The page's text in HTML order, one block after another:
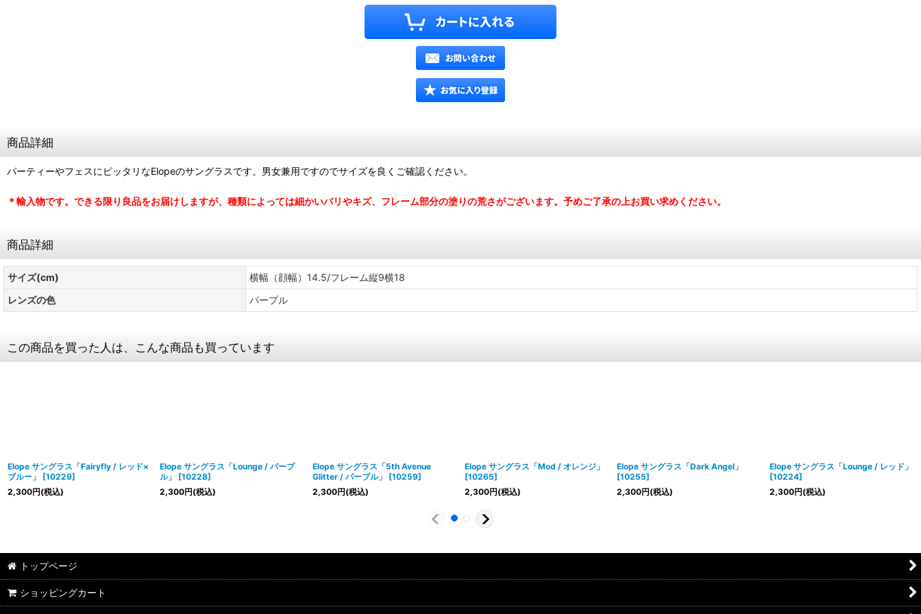
商品詳細
パーティーやフェスにピッタリなElopeのサングラスです。男女兼用ですのでサイズを良くご確認ください。
＊輸入物です。できる限り良品をお届けしますが、種類によっては細かいバリやキズ、フレーム部分の塗りの荒さがございます。予めご了承の上お買い求めください。
商品詳細
サイズ(cm)
横幅（顔幅）14.5/フレーム縦9横18
レンズの色
パープル
この商品を買った人は、こんな商品も買っています
Elope サングラス「Fairyfly / レッド×
ブルー」
[10229]
2,300円(税込)
Elope サングラス「Lounge / パープ
ル」
[10228]
2,300円(税込)
Elope サングラス「5th Avenue
Glitter / パープル」
[10259]
2,300円(税込)
Elope サングラス「Mod / オレンジ」
[10265]
2,300円(税込)
Elope サングラス「Dark Angel」
[10255]
2,300円(税込)
Elope サングラス「Lounge / レッド」
[10224]
2,300円(税込)
トップページ
ショッピングカート